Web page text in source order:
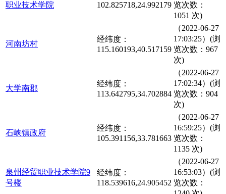
职业技术学院
102.825718,24.992179 览次数：
1051 次)
河南坊村
经纬度：
115.160193,40.517159
（2022-06-27
17:03:25）(浏
览次数：967
次)
大学南郡
经纬度：
113.642795,34.702884
（2022-06-27
17:02:34）(浏
览次数：904
次)
石峡镇政府
经纬度：
105.391156,33.781663
（2022-06-27
16:59:25）(浏
览次数：
1135 次)
泉州经贸职业技术学院9
号楼
经纬度：
118.539616,24.905452
（2022-06-27
16:53:03）(浏
览次数：